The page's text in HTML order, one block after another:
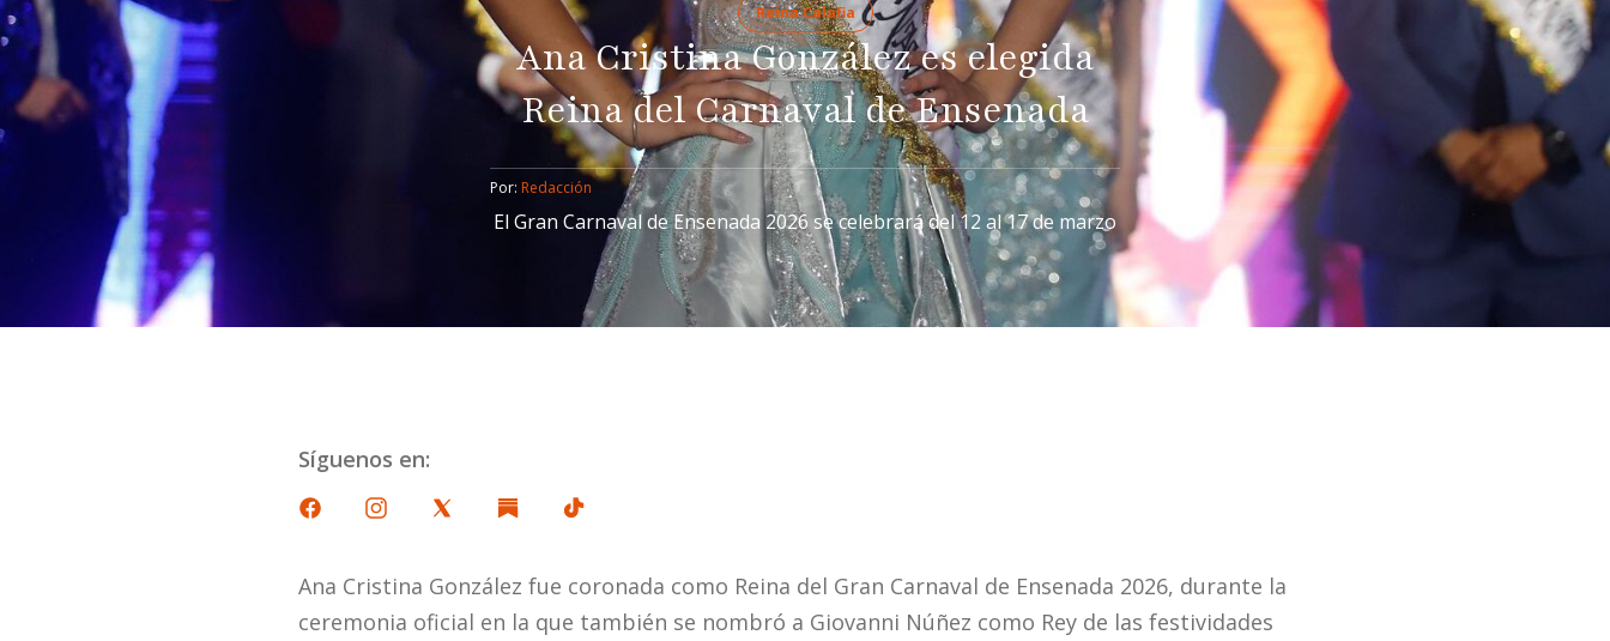
Reina Calafia
Ana Cristina González es elegida
Reina del Carnaval de Ensenada
Por: Redacción
El Gran Carnaval de Ensenada 2026 se celebrará del 12 al 17 de marzo
Síguenos en:
Ana Cristina González fue coronada como Reina del Gran Carnaval de Ensenada 2026, durante la
ceremonia oficial en la que también se nombró a Giovanni Núñez como Rey de las festividades